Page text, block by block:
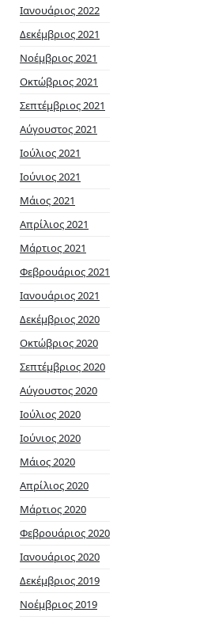
Ιανουάριος 2022
Δεκέμβριος 2021
Νοέμβριος 2021
Οκτώβριος 2021
Σεπτέμβριος 2021
Αύγουστος 2021
Ιούλιος 2021
Ιούνιος 2021
Μάιος 2021
Απρίλιος 2021
Μάρτιος 2021
Φεβρουάριος 2021
Ιανουάριος 2021
Δεκέμβριος 2020
Οκτώβριος 2020
Σεπτέμβριος 2020
Αύγουστος 2020
Ιούλιος 2020
Ιούνιος 2020
Μάιος 2020
Απρίλιος 2020
Μάρτιος 2020
Φεβρουάριος 2020
Ιανουάριος 2020
Δεκέμβριος 2019
Νοέμβριος 2019